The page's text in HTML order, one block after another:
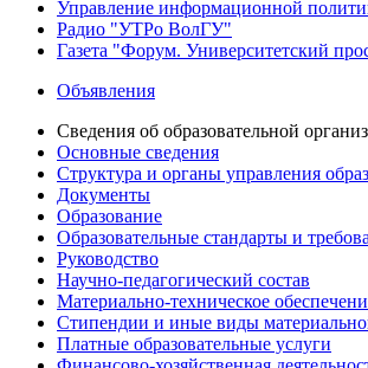
Управление информационной
Радио "УТРо ВолГУ"
Газета "Форум. Университетский
Объявления
Сведения об образовательной
Основные сведения
Структура и органы управления
Документы
Образование
Образовательные стандарты и
Руководство
Научно-педагогический состав
Материально-техническое
Стипендии и иные виды
Платные образовательные услуги